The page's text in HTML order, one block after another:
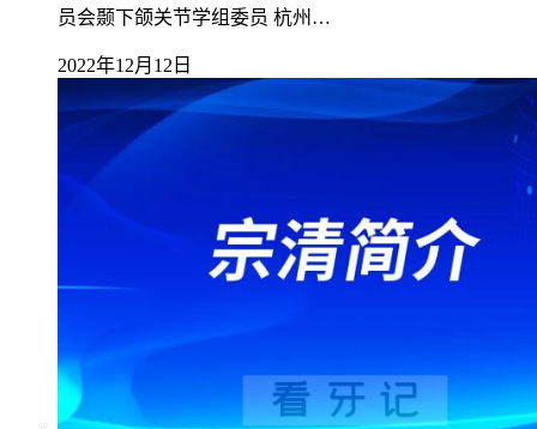
员会颞下颌关节学组委员 杭州…
2022年12月12日